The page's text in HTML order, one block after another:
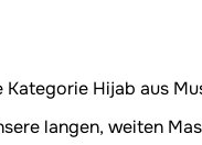
Kategorie Hijab aus
langen, weiten